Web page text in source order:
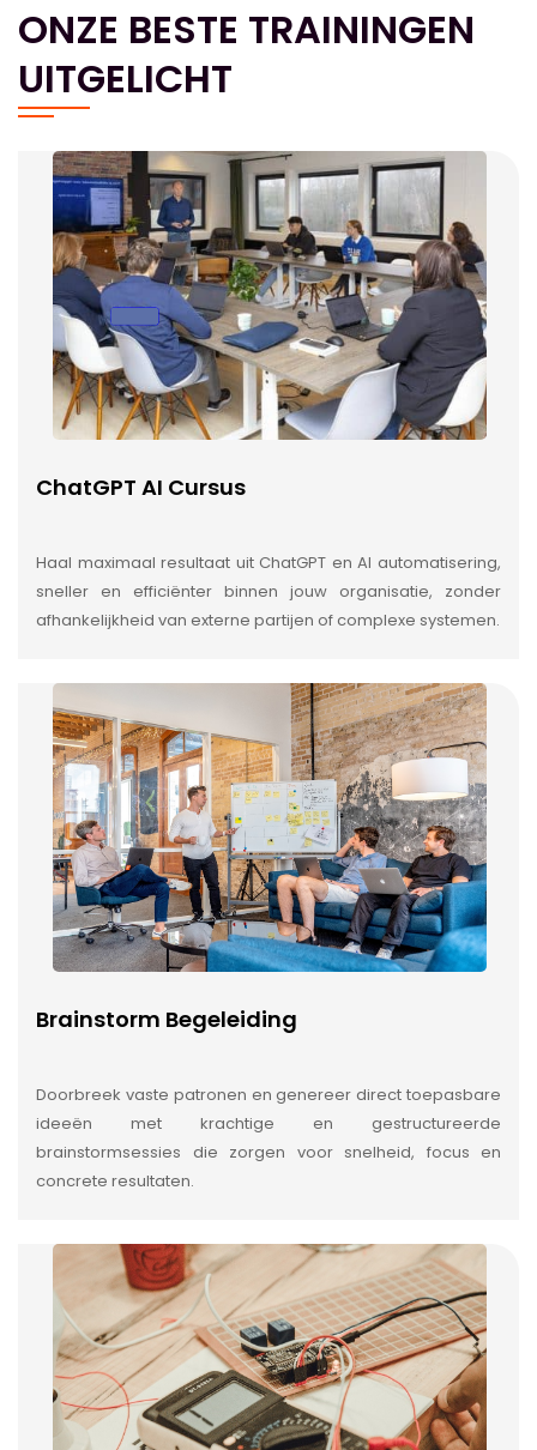
ONZE BESTE TRAININGEN
UITGELICHT
ChatGPT AI Cursus
Haal maximaal resultaat uit ChatGPT en AI automatisering,
sneller en efficiënter binnen jouw organisatie, zonder
afhankelijkheid van externe partijen of complexe systemen.
Brainstorm Begeleiding
Doorbreek vaste patronen en genereer direct toepasbare
ideeën met krachtige en gestructureerde
brainstormsessies die zorgen voor snelheid, focus en
concrete resultaten.